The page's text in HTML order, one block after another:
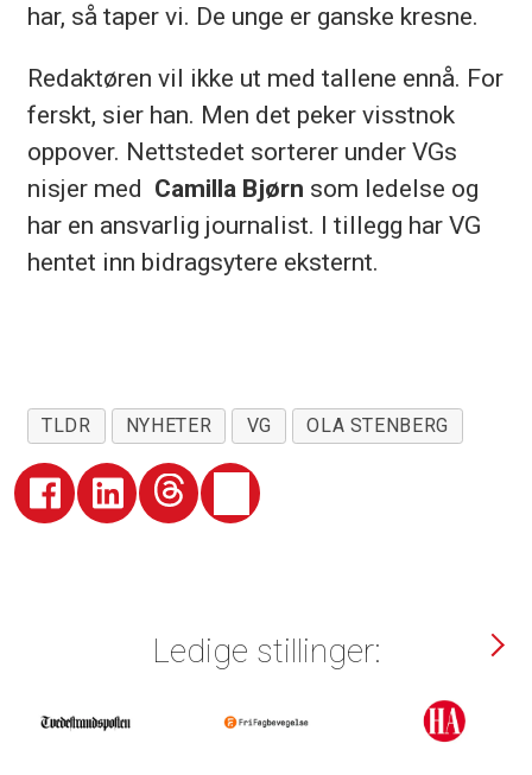
har, så taper vi. De unge er ganske kresne.
Redaktøren vil ikke ut med tallene ennå. For
ferskt, sier han. Men det peker visstnok
oppover. Nettstedet sorterer under VGs
nisjer med Camilla Bjørn som ledelse og
har en ansvarlig journalist. I tillegg har VG
hentet inn bidragsytere eksternt.
TLDR NYHETER VG OLA STENBERG
Ledige stillinger: